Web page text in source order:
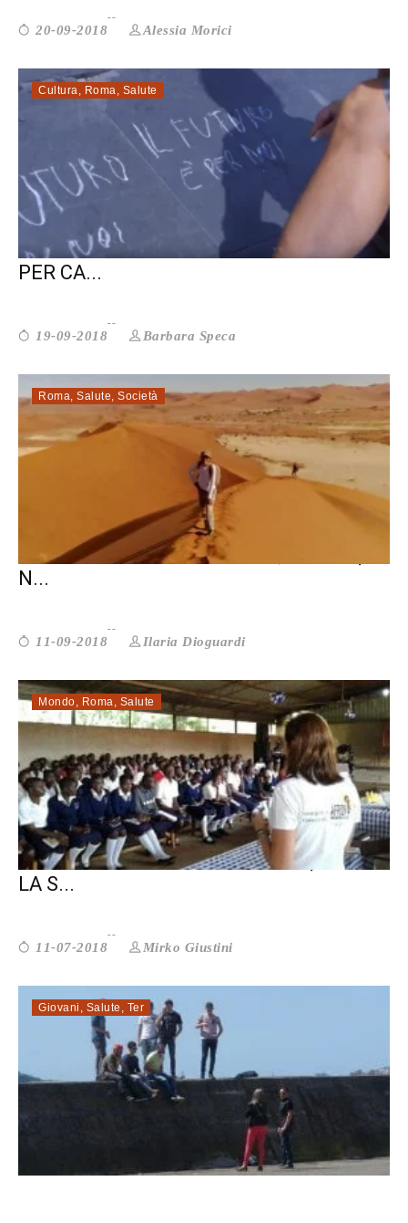
20-09-2018 Alessia Morici
Cultura, Roma, Salute
PROGETTO A-HEAD: ARTE E MUSICA
PER CA...
19-09-2018 Barbara Speca
Roma, Salute, Società
DANIELA. IL MIO MOTTO È: QUI E ORA,
N...
11-09-2018 Ilaria Dioguardi
Mondo, Roma, Salute
CONTRO IL CANCRO IN UGANDA, DOVE
LA S...
11-07-2018 Mirko Giustini
Giovani , Salute , Ter
ROMA. IL GIOCO D’AZZARDO È NELL...